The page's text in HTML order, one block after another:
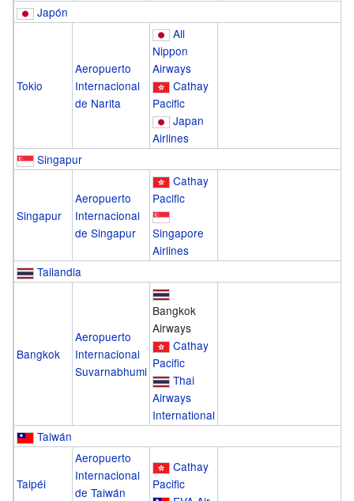
Japón
Tokio
Aeropuerto
Internacional
de Narita
All
Nippon
Airways
Cathay
Pacific
Japan
Airlines
Singapur
Singapur
Aeropuerto
Internacional
de Singapur
Cathay
Pacific
Singapore
Airlines
Tailandia
Bangkok
Aeropuerto
Internacional
Suvarnabhumi
Bangkok
Airways
Cathay
Pacific
Thai
Airways
International
Taiwán
Taipéi
Aeropuerto
Internacional
de Taiwán
Cathay
Pacific